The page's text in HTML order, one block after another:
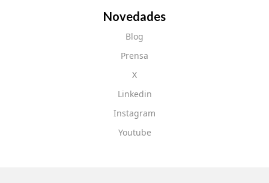
Novedades
Blog
Prensa
X
Linkedin
Instagram
Youtube